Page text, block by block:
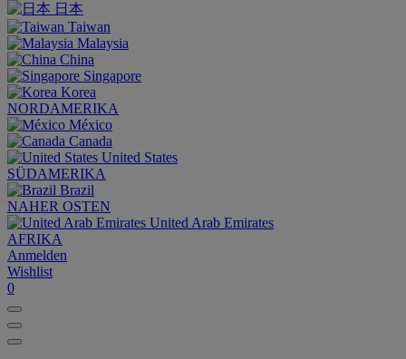
日本
Taiwan
Malaysia
China
Singapore
Korea
NORDAMERIKA
México
Canada
United States
SÜDAMERIKA
Brazil
NAHER OSTEN
United Arab Emirates
AFRIKA
Anmelden
Wishlist
0